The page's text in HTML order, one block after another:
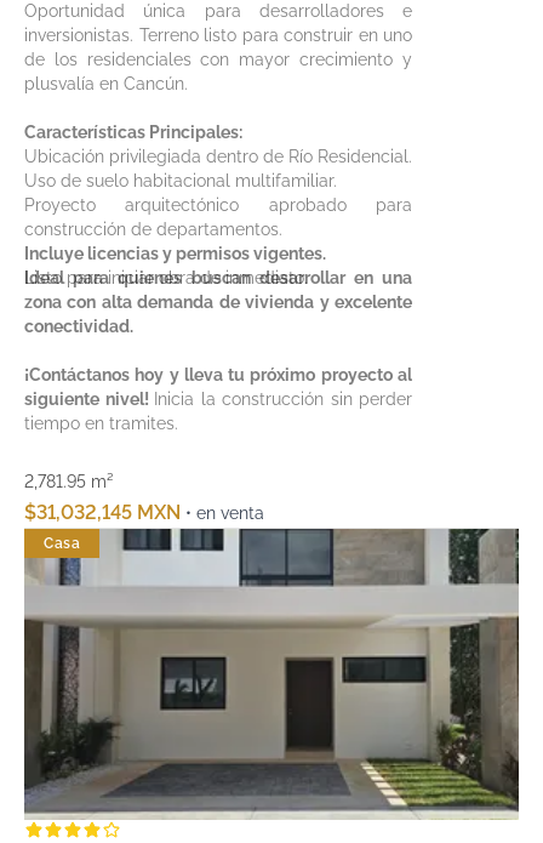
Oportunidad única para desarrolladores e
inversionistas. Terreno listo para construir en uno
de los residenciales con mayor crecimiento y
plusvalía en Cancún.
Características Principales:
Ubicación privilegiada dentro de Río Residencial.
Uso de suelo habitacional multifamiliar.
Proyecto arquitectónico aprobado para
construcción de departamentos.
Incluye licencias y permisos vigentes.
Listo para iniciar obra de inmediato.
Ideal para quienes buscan desarrollar en una
zona con alta demanda de vivienda y excelente
conectividad.
¡Contáctanos hoy y lleva tu próximo proyecto al
siguiente nivel! Inicia la construcción sin perder
tiempo en tramites.
2,781.95 m²
$31,032,145 MXN • en venta
Casa